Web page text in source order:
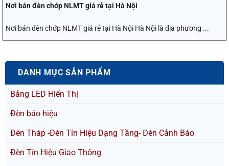
Nơi bán đèn chớp NLMT giá rẻ tại Hà Nội
Nơi bán đèn chớp NLMT giá rẻ tại Hà Nội Hà Nội là địa phương ...
DANH MỤC SẢN PHẨM
Bảng LED Hiển Thị
Đèn báo hiệu
Đèn Tháp -Đèn Tín Hiệu Dạng Tầng- Đèn Cảnh Báo
Đèn Tín Hiệu Giao Thông